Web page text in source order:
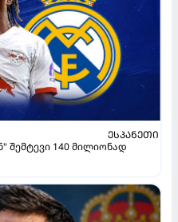
ᲔᲡᲞᲐᲜᲔᲗᲘ
შემტევი 140 მილიონად